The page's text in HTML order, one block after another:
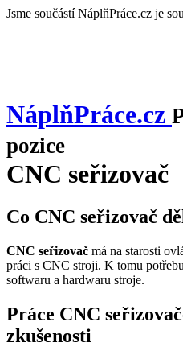
Jsme součástí NáplňPráce.cz je
NáplňPráce.cz
pozice
CNC seřizovač
Co CNC seřizovač
CNC seřizovač má na starosti
práci s CNC stroji. K tomu
softwaru a hardwaru stroje.
Práce CNC
zkušenosti